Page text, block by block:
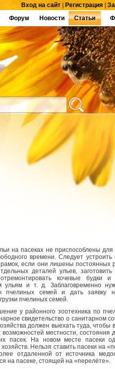
Вход на сайт Регистрация
Форум Новости Статьи
на пасеках не приспособлены для
времени. Следует
если они лишены постоянных
деталей ульев,
кочевые будки и
и т. д. Заблаговременно
пчелиных семей и дать заявку
пчелиных семей.
у районного зоотехника по
свидетельство о санитарном
должен выехать туда, чтобы
местности, состояния
пасек. На новом месте пасеки
Нельзя ставить пасеки на
отдаленной от источника
на пасеке, стоящей на «перелёте».